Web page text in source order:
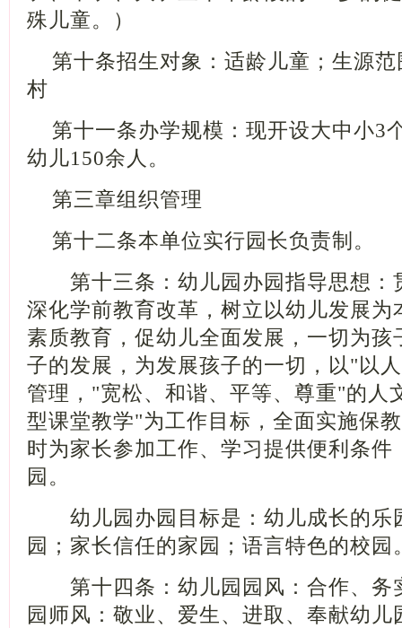
殊儿童。）
第十条招生对象：适龄儿童；生源
村
第十一条办学规模：现开设大中小3
幼儿150余人。
第三章组织管理
第十二条本单位实行园长负责制。
第十三条：幼儿园办园指导思想：
深化学前教育改革，树立以幼儿发展为
素质教育，促幼儿全面发展，一切为孩
子的发展，为发展孩子的一切，以" 以
管理， "宽松、和谐、平等、尊重"的人
型课堂教学"为工作目标，全面实施保
时为家长参加工作、学习提供便利条件
园。
幼儿园办园目标是：幼儿成长的乐
园；家长信任的家园；语言特色的校园
第十四条：幼儿园园风：合作、务
园师风：敬业、爱生、进取、奉献幼儿